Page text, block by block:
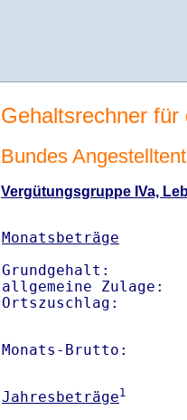
Gehaltsrechner
Bundes
Vergütungsgruppe IVa,
Monatsbeträge
Grundgehalt:
allgemeine
Ortszuschlag:
Monats-
Jahresbeträge1